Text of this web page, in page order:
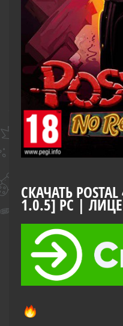
СКАЧАТЬ POSTAL
1.0.5] PC |